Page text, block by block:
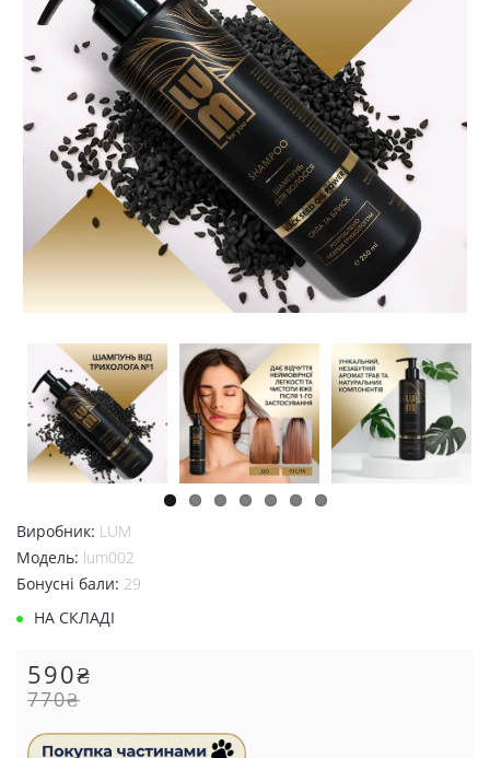
Виробник: LUM
Модель: lum002
Бонусні бали: 29
НА СКЛАДІ
590₴
770₴